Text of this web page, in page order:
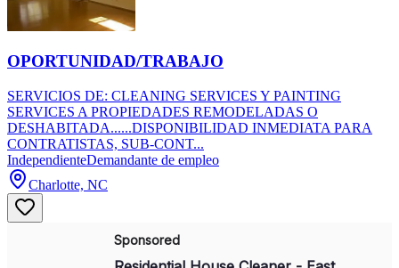
OPORTUNIDAD/TRABAJO
SERVICIOS DE: CLEANING SERVICES Y PAINTING
SERVICES A PROPIEDADES REMODELADAS O
DESHABITADA......DISPONIBILIDAD INMEDIATA PARA
CONTRATISTAS, SUB-CONT...
IndependienteDemandante de empleo
Charlotte, NC